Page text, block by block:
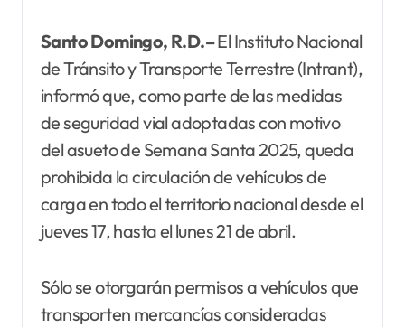
Santo Domingo, R.D.–El Instituto Nacional
de Tránsito y Transporte Terrestre (Intrant),
informó que, como parte de las medidas
de seguridad vial adoptadas con motivo
del asueto de Semana Santa 2025, queda
prohibida la circulación de vehículos de
carga en todo el territorio nacional desde el
jueves 17, hasta el lunes 21 de abril.
Sólo se otorgarán permisos a vehículos que
transporten mercancías consideradas